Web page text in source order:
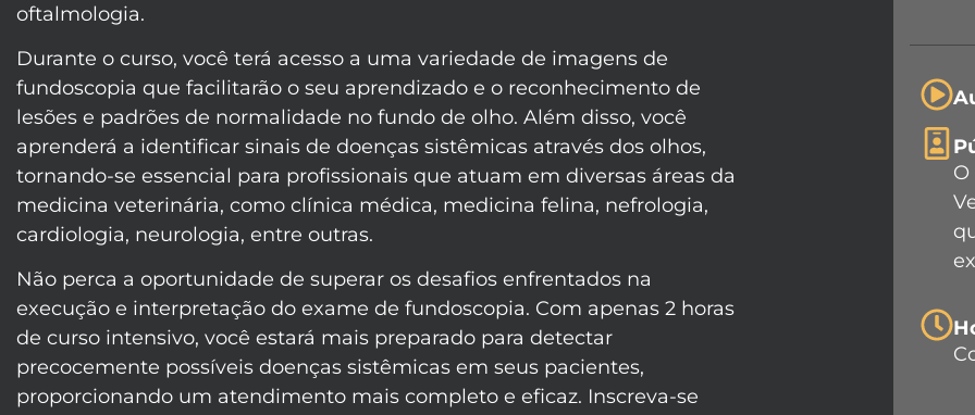
oftalmologia.
Durante o curso, você terá acesso a uma variedade de imagens de
fundoscopia que facilitarão o seu aprendizado e o reconhecimento de
lesões e padrões de normalidade no fundo de olho. Além disso, você
aprenderá a identificar sinais de doenças sistêmicas através dos olhos,
tornando-se essencial para profissionais que atuam em diversas áreas da
medicina veterinária, como clínica médica, medicina felina, nefrologia,
cardiologia, neurologia, entre outras.
Não perca a oportunidade de superar os desafios enfrentados na
execução e interpretação do exame de fundoscopia. Com apenas 2 horas
de curso intensivo, você estará mais preparado para detectar
precocemente possíveis doenças sistêmicas em seus pacientes,
proporcionando um atendimento mais completo e eficaz. Inscreva-se